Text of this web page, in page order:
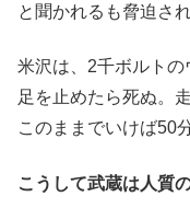
と聞かれるも脅迫さ
米沢は、2千ボルトの
足を止めたら死ぬ。
このままでいけば50
こうして武蔵は人質